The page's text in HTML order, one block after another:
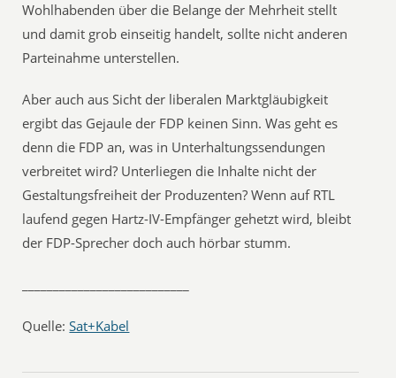
Wohlhabenden über die Belange der Mehrheit stellt
und damit grob einseitig handelt, sollte nicht anderen
Parteinahme unterstellen.
Aber auch aus Sicht der liberalen Marktgläubigkeit
ergibt das Gejaule der FDP keinen Sinn. Was geht es
denn die FDP an, was in Unterhaltungssendungen
verbreitet wird? Unterliegen die Inhalte nicht der
Gestaltungsfreiheit der Produzenten? Wenn auf RTL
laufend gegen Hartz-IV-Empfänger gehetzt wird, bleibt
der FDP-Sprecher doch auch hörbar stumm.
Quelle:Sat+Kabel